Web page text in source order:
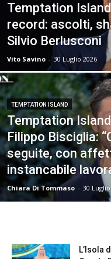
Temptation
record: ascolti,
Silvio Berlusconi
Vito Savino - 30 Luglio 2026
TEMPTATION ISLAND
Temptation
Filippo Bisciglia:
seguite, con
instancabile
Chiara Di Tommaso - 30
L’Isola